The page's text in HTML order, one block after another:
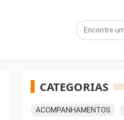
CATEGORIAS
ACOMPANHAMENTOS